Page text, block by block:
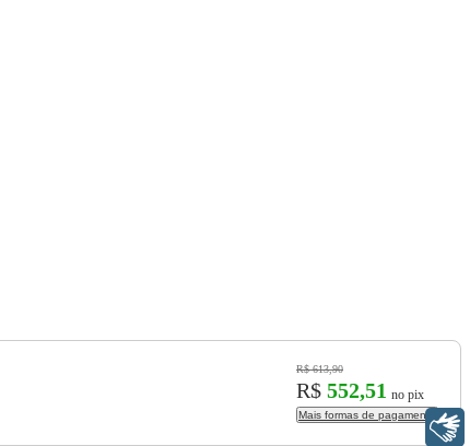
R$ 613,90
R$ 552,51 no pix
Mais formas de pagamento
Libras